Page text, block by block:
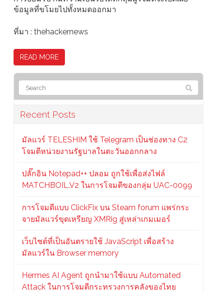
ข้อมูลที่ขโมยไปทั้งหมดออกมา
ที่มา : thehackernews
READ MORE
Recent Posts
มัลแวร์ TELESHIM ใช้ Telegram เป็นช่องทาง C2
โจมตีหน่วยงานรัฐบาลในตะวันออกกลาง
ปลั๊กอิน Notepad++ ปลอม ถูกใช้เพื่อส่งไฟล์
MATCHBOIL.V2 ในการโจมตีของกลุ่ม UAC-0099
การโจมตีแบบ ClickFix บน Steam forum แพร่กระ
จายมัลแวร์ขุดเหรียญ XMRig สู่เหล่าเกมเมอร์
เว็บไซต์ที่เป็นอันตรายใช้ JavaScript เพื่อสร้าง
มัลแวร์ใน Browser memory
Hermes AI Agent ถูกนำมาใช้แบบ Automated
Attack ในการโจมตีกระทรวงการคลังของไทย